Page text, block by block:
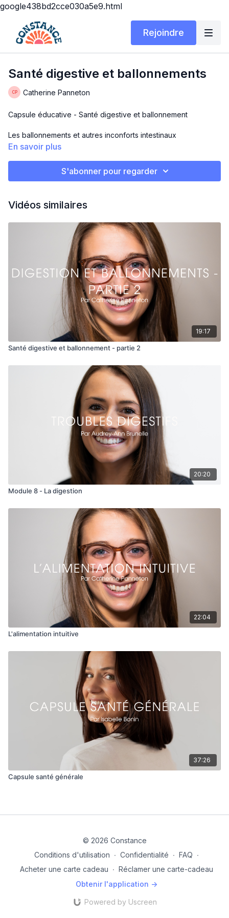
google438bd2cce030a5e9.html
Rejoindre
Santé digestive et ballonnements
Catherine Panneton
Capsule éducative - Santé digestive et ballonnement
Les ballonnements et autres inconforts intestinaux
préoccupent beaucoup de gens. On trouve une foule de
le sujet, où j'adresse d'abord les causes probables de vos
En espérant le tout éclairant !
Pour une consultation privée avec moi, vous pouvez m'écrire
sur l'application ou via mon site web :
https://catherinepanneton.com
En savoir plus
S'abonner pour regarder
Vidéos similaires
19:17
Santé digestive et ballonnement - partie 2
20:20
Module 8 - La digestion
22:04
L'alimentation intuitive
37:26
Capsule santé générale
© 2026 Constance
Conditions d'utilisation ∙ Confidentialité ∙ FAQ ∙
Acheter une carte cadeau ∙ Réclamer une carte-cadeau
Obtenir l'application ->
Powered by Uscreen